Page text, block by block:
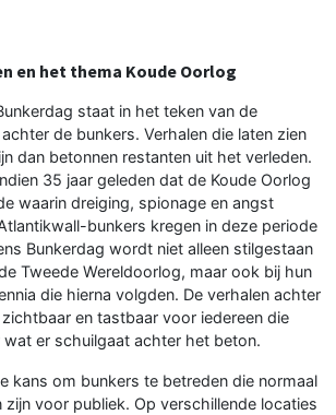
en het thema Koude Oorlog
staat in het teken van de
de bunkers. Verhalen die laten zien
dan betonnen restanten uit het verleden.
35 jaar geleden dat de Koude Oorlog
waarin dreiging, spionage en angst
bunkers kregen in deze periode
Bunkerdag wordt niet alleen stilgestaan
Tweede Wereldoorlog, maar ook bij hun
die hierna volgden. De verhalen achter
en tastbaar voor iedereen die
wat er schuilgaat achter het beton.
kans om bunkers te betreden die normaal
voor publiek. Op verschillende locaties